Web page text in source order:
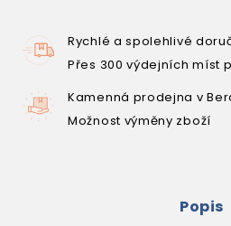
Rychlé a spolehlivé
Přes 300 výdejních míst
Kamenná prodejna v
Možnost výměny zboží
Popis